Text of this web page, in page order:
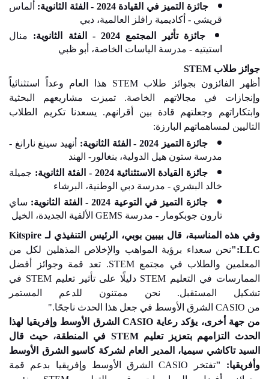
جائزة التميز في القيادة 2024 - الفئة الثانوية
: ألماس
قريشي - أكاديمية رافلز العالمية، دبي
جائزة تأثير المجتمع 2024 - الفئة الثانوية
:
منال
استيتيه - مدرسة الياسات الخاصة، أبو ظبي
جوائز طلاب STEM
أظهر الفائزون بجوائز طلاب STEMهذا العام وعداً استثنائياً
وإنجازات في مجالاتهم الخاصة. تميزت مشاريعهم البحثية
وابتكاراتهم وجعلتهم قادة بين أقرانهم. يسعدنا تكريم الطلاب
التاليين لمساهماتهم البارزة:
جائزة التميز 2024 - الفئة الثانوية
:
أنهيد سينغ نارانغ -
مدرسة ستون هيل الدولية، بنغالور- الهند
جائزة القيادة الاستثنائية 2024 - الفئة الثانوية
: جميلة
خالد البشري - مدرسة دبي الوطنية، البرشاء
جائزة التميز في التوعية 2024 - الفئة الثانوية
: ساي
تارون جوبكومار - مدرسة GEMS الألفية الجديدة، الخيل
وفي هذه المناسبة، قال بيبين بوبي، الرئيس التنفيذي لـ Kitspire
LLC
:"نحن سعداء برؤية المواهب والإخلاص المذهلين لكل من
المعلمين والطلاب في مجتمعSTEM. تعد قمة وجوائز أفضل
الممارسات في التعليم STEM دليلًا على تأثير تعليمSTEM في
تشكيل المستقبل. نحن ممتنون للدعم المستمر
من CASIO الشرق الأوسط في جعل هذا الحدث ناجحًا."
من جهة أخرى، يؤكد رعايةCASIO الشرق الأوسط وإفريقيا لهذا
الحدث التزامهم بتعزيز تعليمSTEM في المنطقة، حيث قال
السيد تاكاشي سيميا، المدير العام لشركة كاسيو الشرق الأوسط
وأفريقيا: "تفتخر CASIOالشرق الأوسط وإفريقيا بدعم قمة